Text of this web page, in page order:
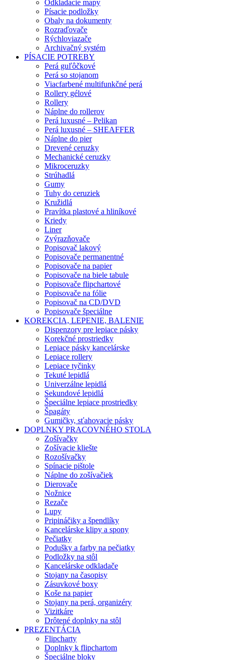
Odkladacie mapy
Písacie podložky
Obaly na dokumenty
Rozraďovače
Rýchloviazače
Archivačný systém
PÍSACIE POTREBY
Perá guľôčkové
Perá so stojanom
Viacfarbené multifunkčné perá
Rollery gélové
Rollery
Náplne do rollerov
Perá luxusné – Pelikan
Perá luxusné – SHEAFFER
Náplne do pier
Drevené ceruzky
Mechanické ceruzky
Mikroceruzky
Strúhadlá
Gumy
Tuhy do ceruziek
Kružidlá
Pravítka plastové a hliníkové
Kriedy
Liner
Zvýrazňovače
Popisovač lakový
Popisovače permanentné
Popisovače na papier
Popisovače na biele tabule
Popisovače flipchartové
Popisovače na fólie
Popisovač na CD/DVD
Popisovače špeciálne
KOREKCIA, LEPENIE, BALENIE
Dispenzory pre lepiace pásky
Korekčné prostriedky
Lepiace pásky kancelárske
Lepiace rollery
Lepiace tyčinky
Tekuté lepidlá
Univerzálne lepidlá
Sekundové lepidlá
Špeciálne lepiace prostriedky
Špagáty
Gumičky, sťahovacie pásky
DOPLNKY PRACOVNÉHO STOLA
Zošívačky
Zošívacie kliešte
Rozošívačky
Spínacie pištole
Náplne do zošívačiek
Dierovače
Nožnice
Rezače
Lupy
Pripináčiky a špendlíky
Kancelárske klipy a spony
Pečiatky
Podušky a farby na pečiatky
Podložky na stôl
Kancelárske odkladače
Stojany na časopisy
Zásuvkové boxy
Koše na papier
Stojany na perá, organizéry
Vizitkáre
Drôtené doplnky na stôl
PREZENTÁCIA
Flipcharty
Doplnky k flipchartom
Špeciálne bloky